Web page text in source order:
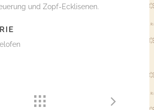
und Zopf-Ecklisenen.